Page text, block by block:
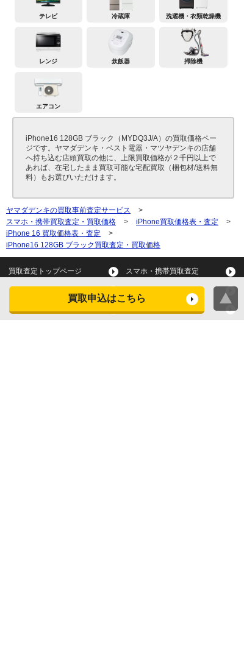
買取申込はこちら
テレビ 冷蔵庫 洗濯機・衣類乾燥機
レンジ 炊飯器 掃除機
エアコン
iPhone16 128GB ブラック（MYDQ3J/A）の買取価格ペー
ジです。ヤマダデンキ・ベスト電器・マツヤデンキの店舗
へ持ち込む店頭買取の他に、上限買取価格が２千円以上で
あれば、在宅したまま買取可能な宅配買取（梱包材/送料無
料）もお選びいただけます。
ヤマダデンキの買取事前査定サービス
>
スマホ・携帯買取査定・買取価格
> iPhone買取価格表・査定
>
iPhone 16 買取価格表・査定
>
iPhone16 128GB ブラック買取査定・買取価格
買取査定トップページ スマホ・携帯買取査定
タブレット買取査定
スマートウォッチ買取査定